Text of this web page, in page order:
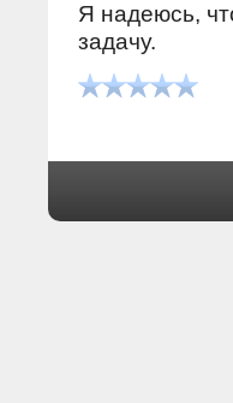
Я надеюсь,
задачу.